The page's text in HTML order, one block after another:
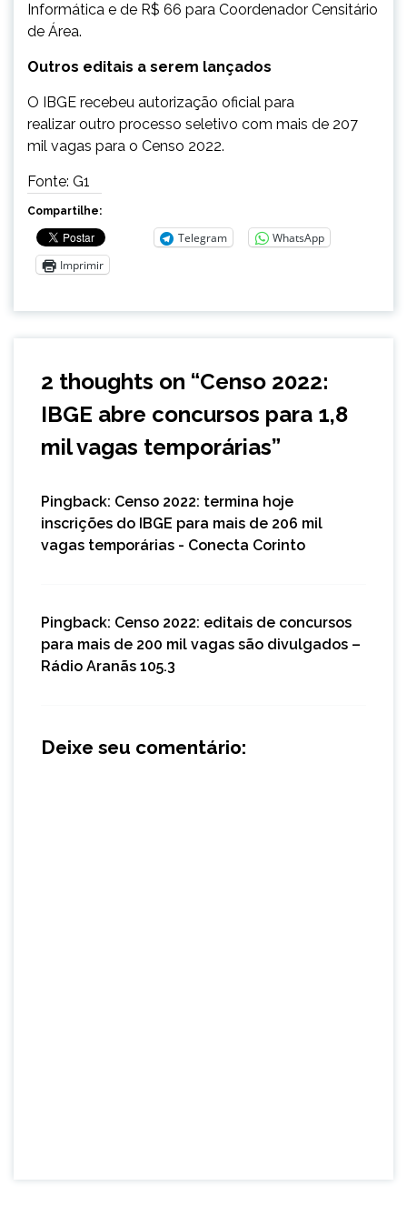
Informática e de R$ 66 para Coordenador Censitário
de Área.
Outros editais a serem lançados
O IBGE recebeu autorização oficial para
realizar outro processo seletivo com mais de 207
mil vagas para o Censo 2022.
Fonte: G1
Compartilhe:
Telegram
WhatsApp
Imprimir
2 thoughts on “Censo 2022:
IBGE abre concursos para 1,8
mil vagas temporárias”
Pingback: Censo 2022: termina hoje
inscrições do IBGE para mais de 206 mil
vagas temporárias - Conecta Corinto
Pingback: Censo 2022: editais de concursos
para mais de 200 mil vagas são divulgados –
Rádio Aranãs 105.3
Deixe seu comentário: